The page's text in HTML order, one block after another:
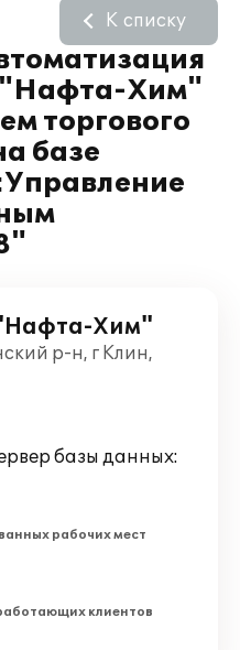
Хим"
торгового
базе
К списку
Хим"
р-н, г Клин,
базы данных:
рабочих мест
клиентов